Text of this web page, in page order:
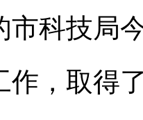
市科技局
作，取得